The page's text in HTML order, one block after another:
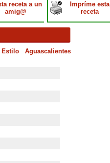
receta a un
amig@
Impríme esta
receta
Aguascalientes